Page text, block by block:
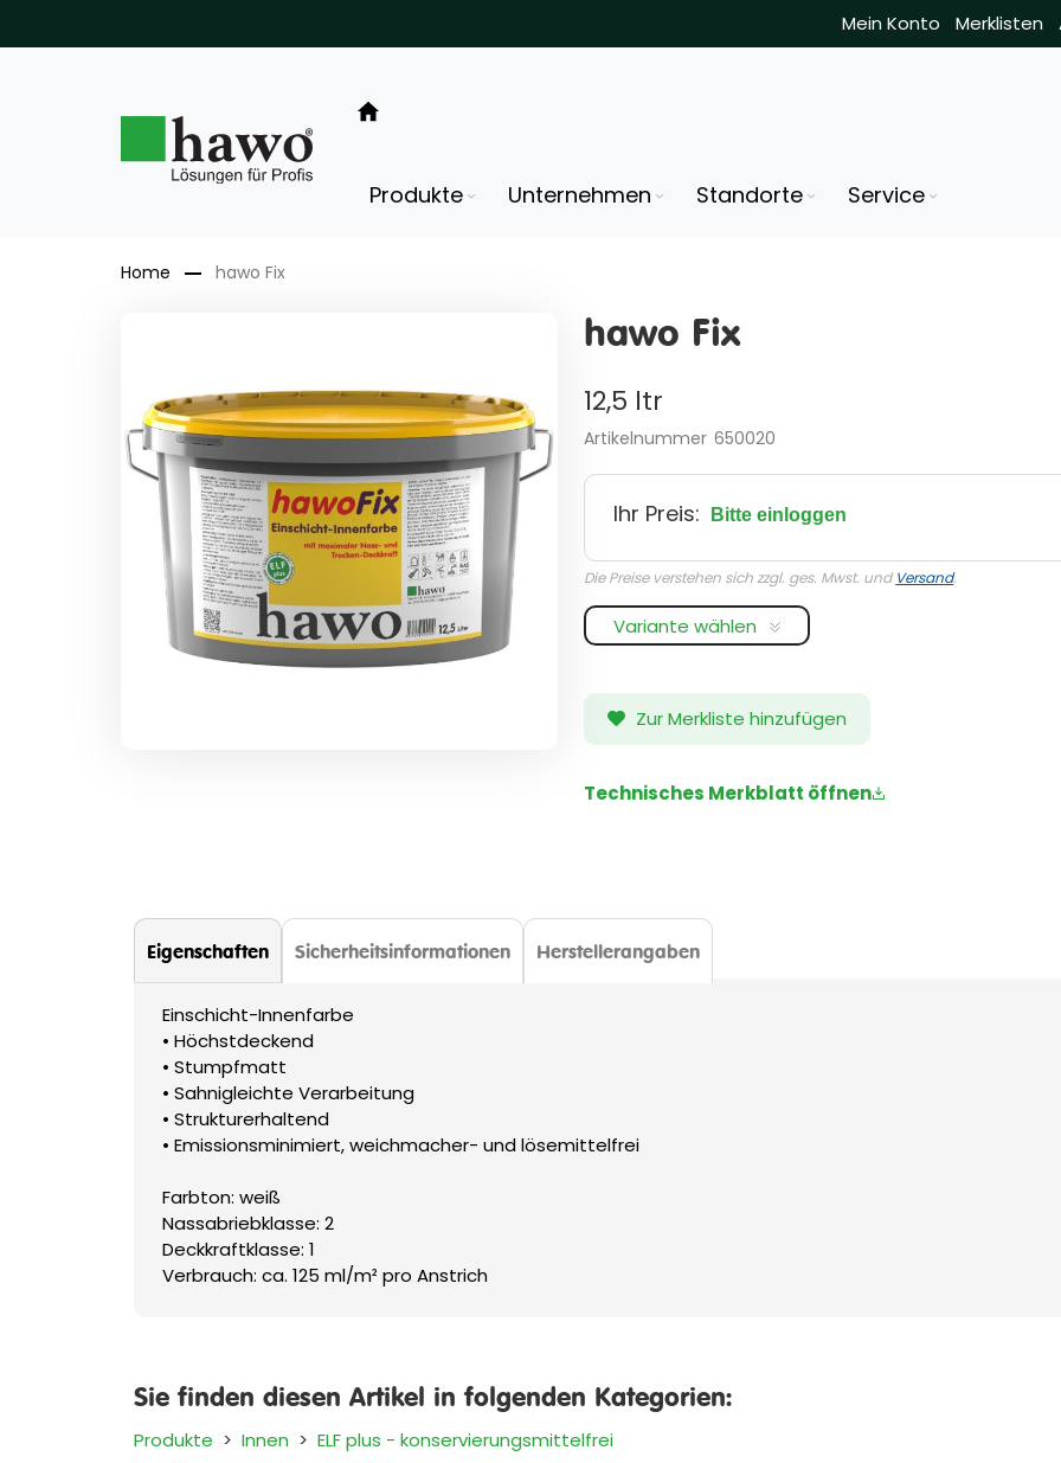
Inhalt
Mein Konto Merklisten
Produkte Unternehmen Standorte Service
Home hawo Fix
Bildergalerie
springen
hawo Fix
12,5 ltr
Artikelnummer 650020
Ihr Preis: Bitte einloggen
Die Preise verstehen sich zzgl. ges. Mwst. und Versand.
Variante wählen
Zur Merkliste hinzufügen
Technisches Merkblatt öffnen
Eigenschaften
Einschicht-Innenfarbe
• Höchstdeckend
• Stumpfmatt
• Sahnigleichte Verarbeitung
• Strukturerhaltend
• Emissionsminimiert, weichmacher- und lösemittelfrei
Farbton: weiß
Nassabriebklasse: 2
Deckkraftklasse: 1
Verbrauch: ca. 125 ml/m² pro Anstrich
Sicherheitsinformationen Herstellerangaben
Sie finden diesen Artikel in folgenden Kategorien:
Produkte > Innen > ELF plus - konservierungsmittelfrei